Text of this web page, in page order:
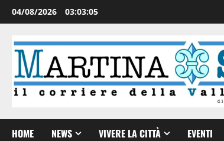
04/08/2026 03:03:06
HOME NEWS VIVERE LA CITTÀ EVENTI